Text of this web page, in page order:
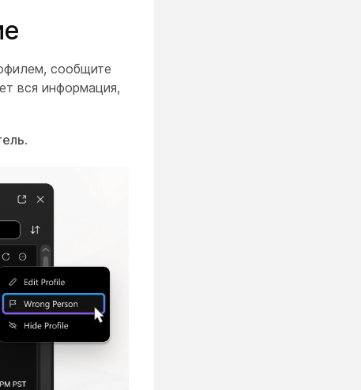
сообщите
вся информация,
.